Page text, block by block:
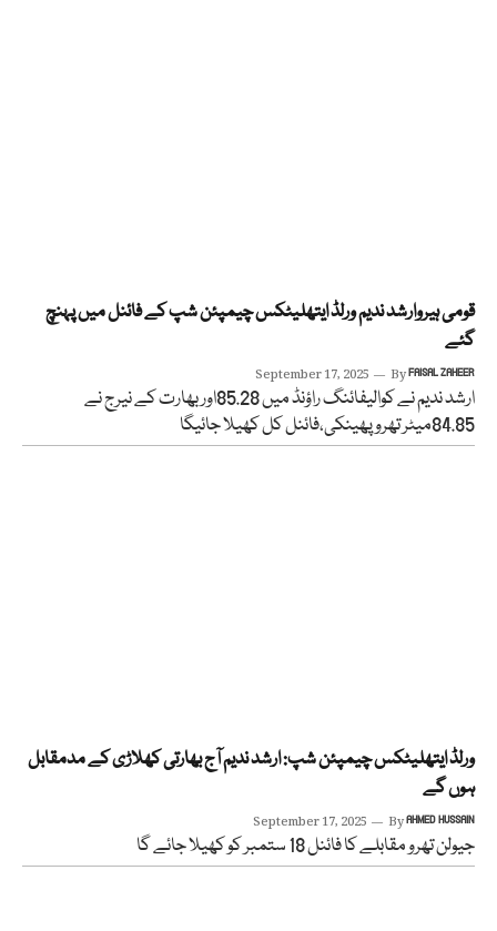
قومی ہیروارشد ندیم ورلڈ ایتھلیٹکس چیمپئن شپ کے فائنل میں پہنچ
گئے
September 17, 2025 ByFAISAL ZAHEER
ارشد ندیم نے کوالیفائنگ راؤنڈ میں 85.28اور بھارت کے نیرج نے
84.85میٹر تھرو پھینکی،فائنل کل کھیلا جائیگا
ورلڈ ایتھلیٹکس چیمپئن شپ: ارشد ندیم آج بھارتی کھلاڑی کے مدمقابل
ہوں گے
September 17, 2025 ByAHMED HUSSAIN
جیولن تھرو مقابلے کا فائنل 18 ستمبر کو کھیلا جائے گا